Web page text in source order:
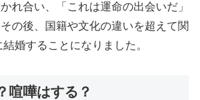
れ合い、「これは運命の出会いだ」
の後、国籍や文化の違いを超えて関
婚することになりました。
喧嘩はする？